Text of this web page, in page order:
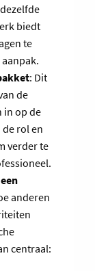
biedt
te
: Dit
de
in op de
rol en
verder te
anderen
centraal: